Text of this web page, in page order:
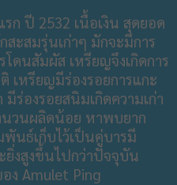
รก ปี 2532 เนื้อเงิน สุดยอด
สะสมรุ่นเก่าๆ มักจะมีการ
ดนสัมผัส เหรียญจึงเกิดการ
เหรียญมีร่องรอยการแกะ
ร่องรอยสนิมเกิดความเก่า
นวนผลิดน้อย หาพบยาก
นธ์เก็บไว้เป็นคู่บารมี
ยิ่งสูงขึ้นไปกว่าปัจจุบัน
ง Amulet Ping